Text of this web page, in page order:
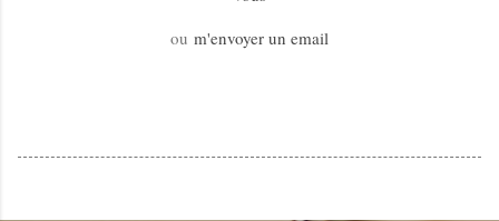
ou m'envoyer un email